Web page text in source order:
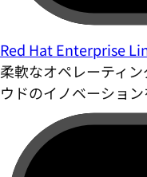
Red Hat Enterprise
柔軟なオペレーティ
ウドのイノベーション